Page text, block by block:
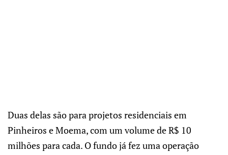
Duas delas são para projetos residenciais em
Pinheiros e Moema, com um volume de R$ 10
milhões para cada. O fundo já fez uma operação